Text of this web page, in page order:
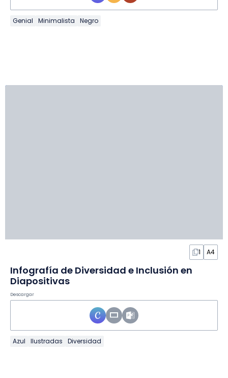
Genial Minimalista Negro
1 A4
Infografía de Diversidad e Inclusión en
Diapositivas
Descargar
Azul Ilustradas Diversidad